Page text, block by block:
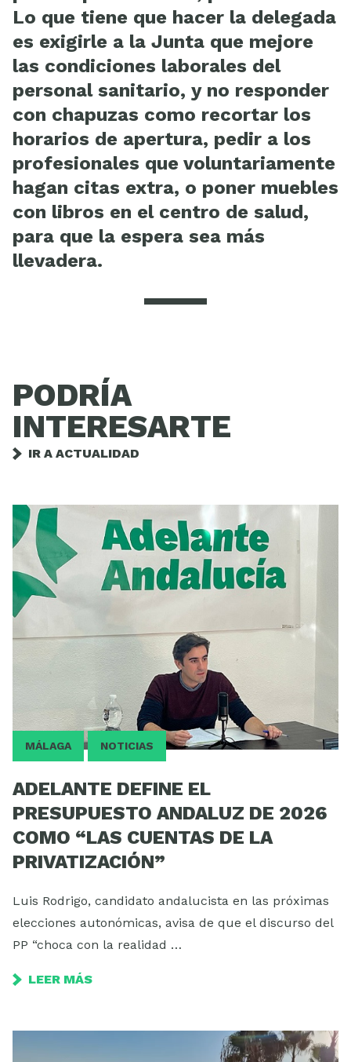
Lo que tiene que hacer la delegada
es exigirle a la Junta que mejore
las condiciones laborales del
personal sanitario, y no responder
con chapuzas como recortar los
horarios de apertura, pedir a los
profesionales que voluntariamente
hagan citas extra, o poner muebles
con libros en el centro de salud,
para que la espera sea más
llevadera.
PODRÍA
INTERESARTE
IR A ACTUALIDAD
MÁLAGA NOTICIAS
ADELANTE DEFINE EL
PRESUPUESTO ANDALUZ DE 2026
COMO “LAS CUENTAS DE LA
PRIVATIZACIÓN”
Luis Rodrigo, candidato andalucista en las próximas
elecciones autonómicas, avisa de que el discurso del
PP “choca con la realidad …
LEER MÁS